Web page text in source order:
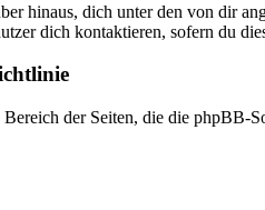
hinaus, dich unter den von dir
dich kontaktieren, sofern du
der Seiten, die die phpBB-